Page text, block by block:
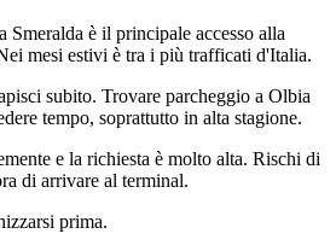
è il principale accesso alla
mesi estivi è tra i più trafficati d'Italia.
subito. Trovare parcheggio a Olbia
tempo, soprattutto in alta stagione.
e la richiesta è molto alta. Rischi di
di arrivare al terminal.
prima.